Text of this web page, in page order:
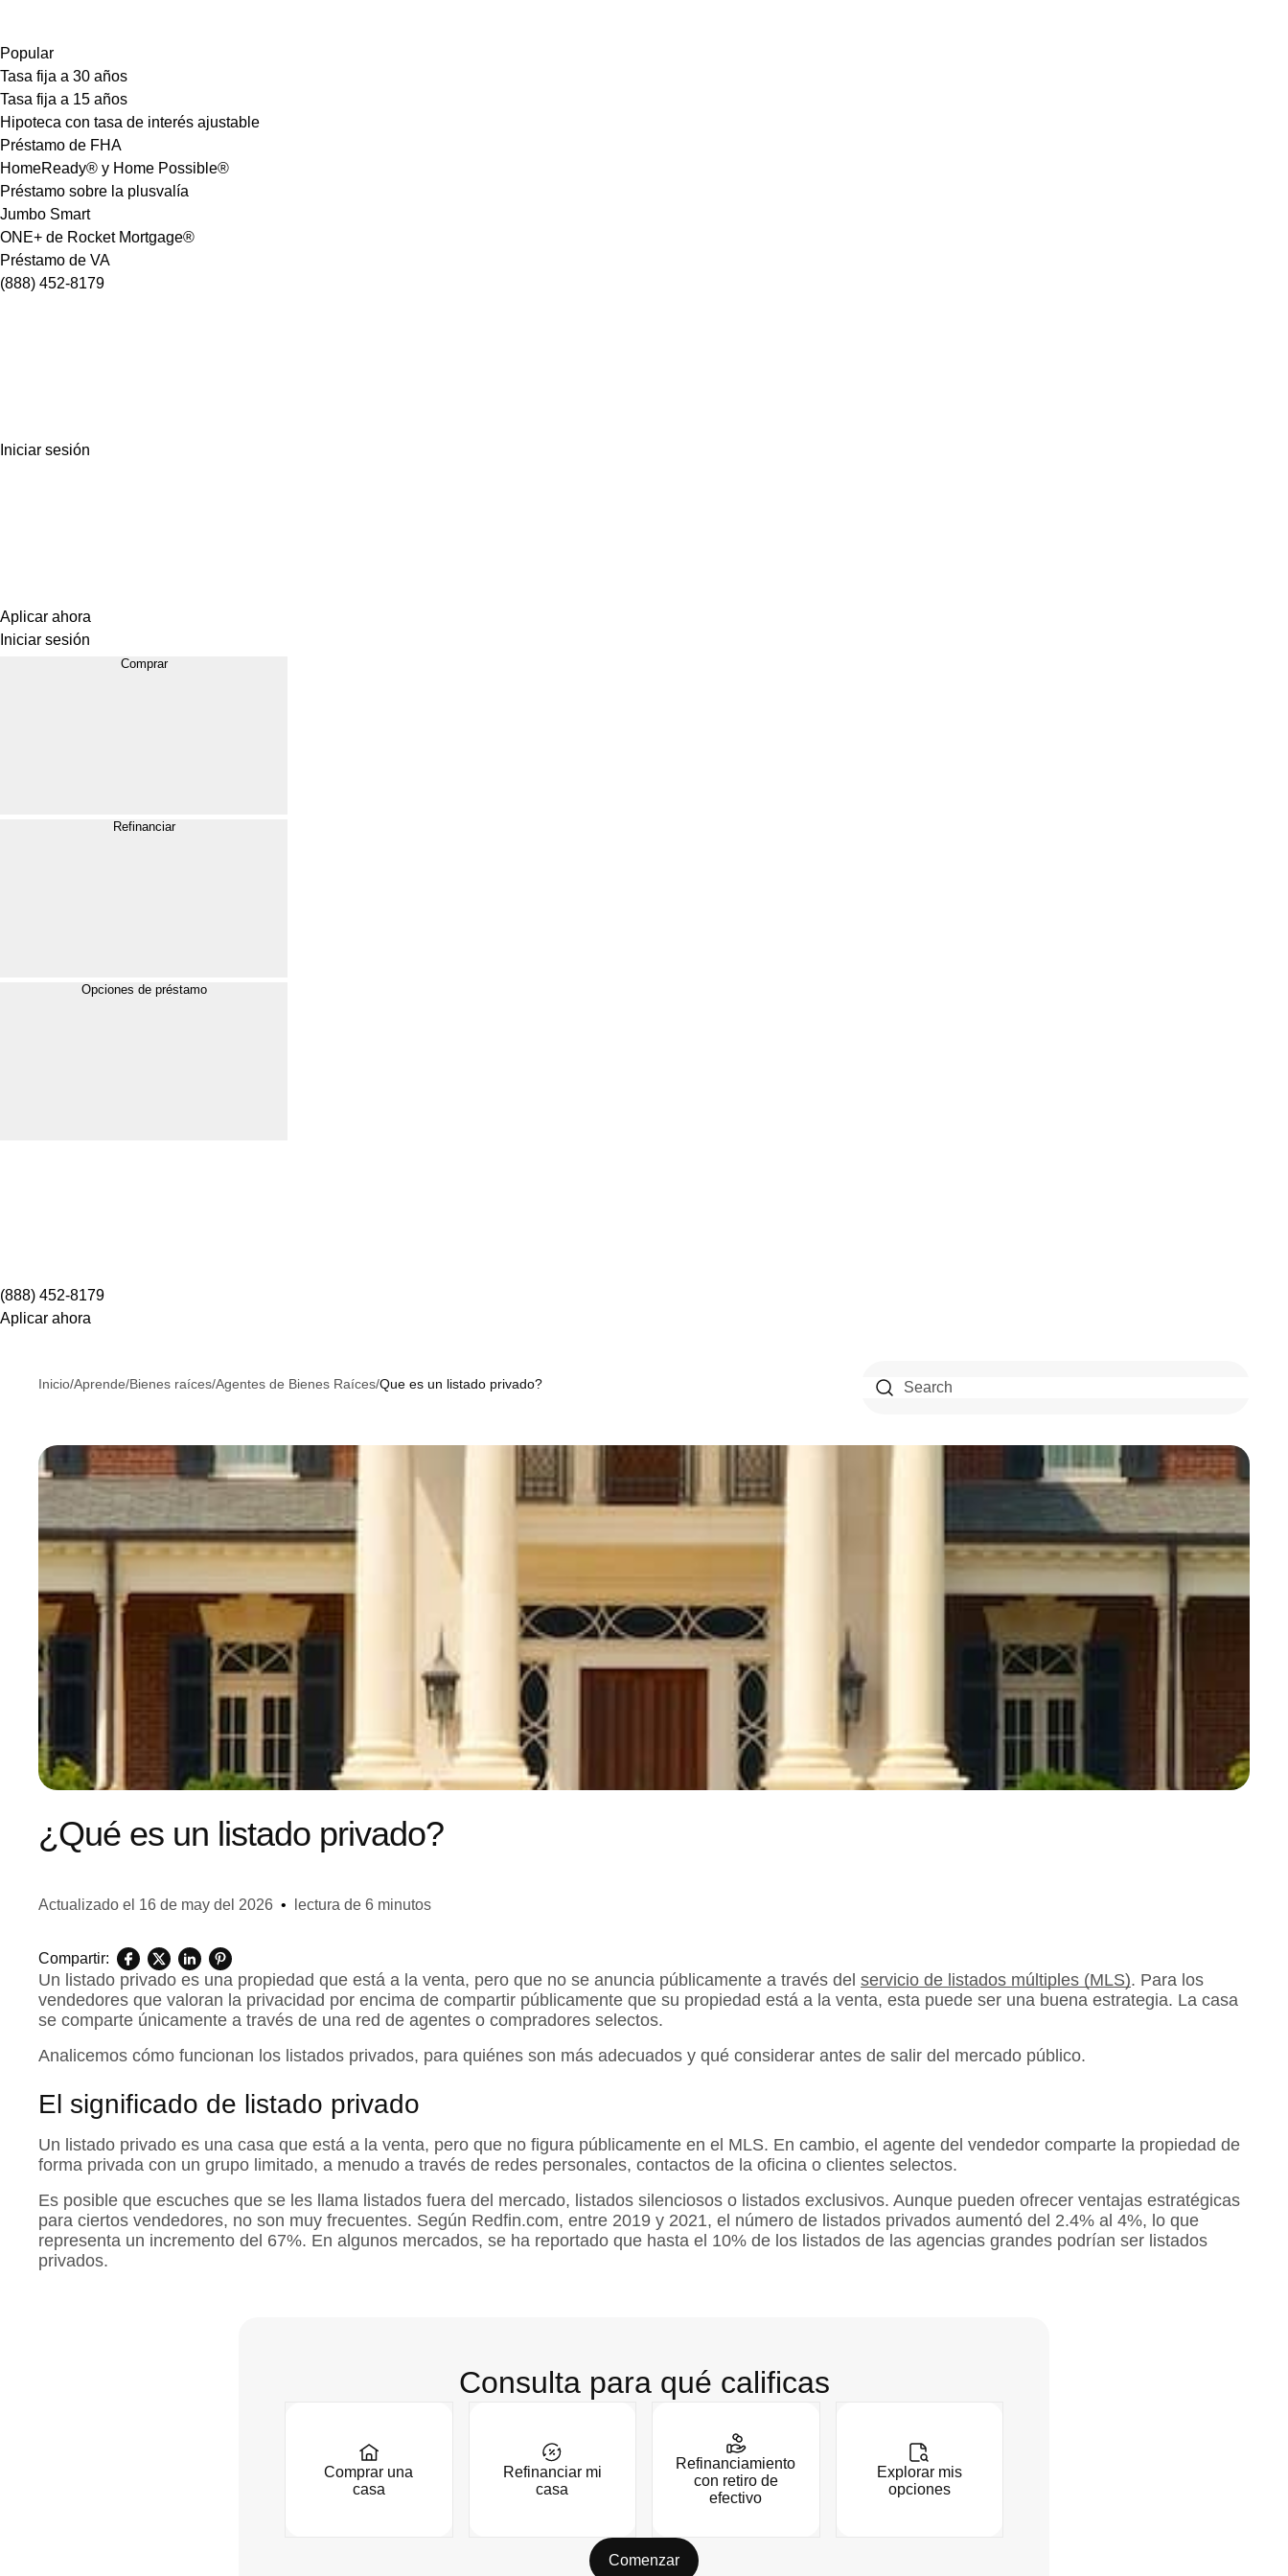
Popular
Tasa fija a 30 años
Tasa fija a 15 años
Hipoteca con tasa de interés ajustable
Préstamo de FHA
HomeReady® y Home Possible®
Préstamo sobre la plusvalía
Jumbo Smart
ONE+ de Rocket Mortgage®
Préstamo de VA
(888) 452-8179
Iniciar sesión
Aplicar ahora
Iniciar sesión
Comprar
Refinanciar
Opciones de préstamo
(888) 452-8179
Aplicar ahora
Inicio/Aprende/Bienes raíces/Agentes de Bienes Raíces/Que es un listado privado?
¿Qué es un listado privado?
Actualizado el 16 de may del 2026 • lectura de 6 minutos
Compartir:
Un listado privado es una propiedad que está a la venta, pero que no se anuncia públicamente a través del servicio de listados múltiples (MLS). Para los
vendedores que valoran la privacidad por encima de compartir públicamente que su propiedad está a la venta, esta puede ser una buena estrategia. La casa
se comparte únicamente a través de una red de agentes o compradores selectos.
Analicemos cómo funcionan los listados privados, para quiénes son más adecuados y qué considerar antes de salir del mercado público.
El significado de listado privado
Un listado privado es una casa que está a la venta, pero que no figura públicamente en el MLS. En cambio, el agente del vendedor comparte la propiedad de
forma privada con un grupo limitado, a menudo a través de redes personales, contactos de la oficina o clientes selectos.
Es posible que escuches que se les llama listados fuera del mercado, listados silenciosos o listados exclusivos. Aunque pueden ofrecer ventajas estratégicas
para ciertos vendedores, no son muy frecuentes. Según Redfin.com, entre 2019 y 2021, el número de listados privados aumentó del 2.4% al 4%, lo que
representa un incremento del 67%. En algunos mercados, se ha reportado que hasta el 10% de los listados de las agencias grandes podrían ser listados
privados.
Consulta para qué calificas
Comprar una
casa
Refinanciar mi
casa
Refinanciamiento
con retiro de
efectivo
Explorar mis
opciones
Comenzar